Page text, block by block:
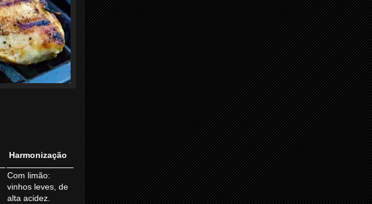
Harmonização
Com limão:
vinhos leves, de
alta acidez.